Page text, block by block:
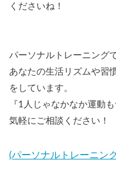
くださいね！
パーソナルトレーニング
あなたの生活リズムや習
をしています。
『1人じゃなかなか運動
気軽にご相談ください！
(パーソナルトレーニン